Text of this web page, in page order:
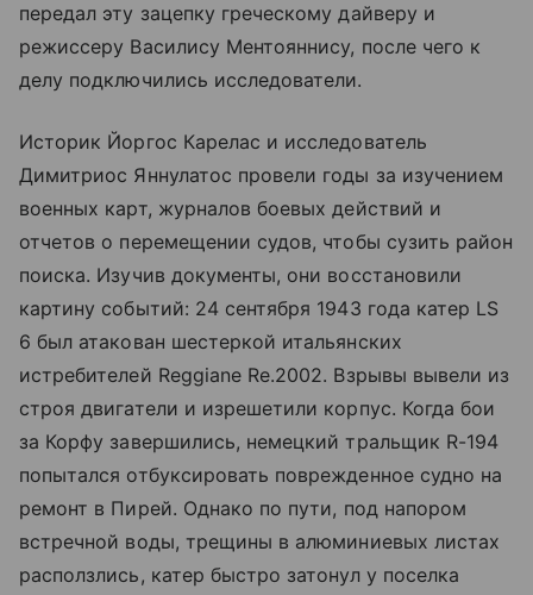
передал эту зацепку греческому дайверу и
режиссеру Василису Ментояннису, после чего к
делу подключились исследователи.
Историк Йоргос Карелас и исследователь
Димитриос Яннулатос провели годы за изучением
военных карт, журналов боевых действий и
отчетов о перемещении судов, чтобы сузить район
поиска. Изучив документы, они восстановили
картину событий: 24 сентября 1943 года катер LS
6 был атакован шестеркой итальянских
истребителей Reggiane Re.2002. Взрывы вывели из
строя двигатели и изрешетили корпус. Когда бои
за Корфу завершились, немецкий тральщик R-194
попытался отбуксировать поврежденное судно на
ремонт в Пирей. Однако по пути, под напором
встречной воды, трещины в алюминиевых листах
расползлись, катер быстро затонул у поселка